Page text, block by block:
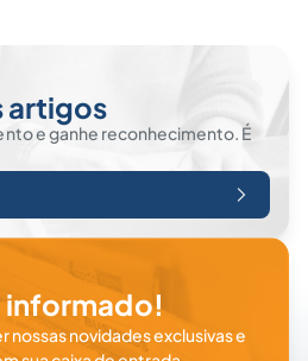
artigos
e ganhe reconhecimento. É
informado!
nossas novidades exclusivas e